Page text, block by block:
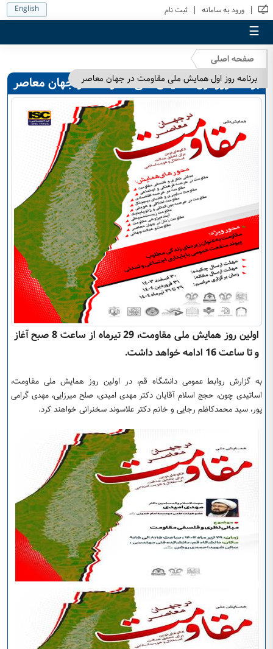
| ورود به سامانه | ثبت نام English
☰
صفحه اصلی
برنامه روز اول همایش ملی مقاومت در جهان معاصر
برنامه روز اول همایش ملی مقاومت در جهان معاصر
اولین روز همایش ملی مقاومت، 29 تیرماه از ساعت 8 صبح آغاز
و تا ساعت 16 ادامه خواهد داشت.
به گزارش روابط عمومی دانشگاه قم، در اولین روز همایش ملی مقاومت،
اساتیدی چون، حجج اسلام آقایان دکتر مهدی امیدی، صلح میرزایی، مهدی گرامی
پور، سید محمدکاظم رجایی و خانم دکتر علاسوند سخنرانی خواهند کرد.